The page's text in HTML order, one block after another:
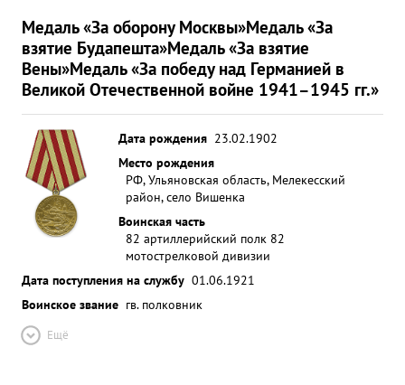
Медаль «За оборону Москвы»Медаль «За
взятие Будапешта»Медаль «За взятие
Вены»Медаль «За победу над Германией в
Великой Отечественной войне 1941–1945 гг.»
Дата рождения 23.02.1902
Место рождения
РФ, Ульяновская область, Мелекесский
район, село Вишенка
Воинская часть
82 артиллерийский полк 82
мотострелковой дивизии
Дата поступления на службу 01.06.1921
Воинское звание гв. полковник
Ещё